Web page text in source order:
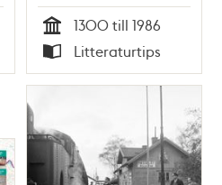
Tid
1300 till 1986
Typ
Litteraturtips